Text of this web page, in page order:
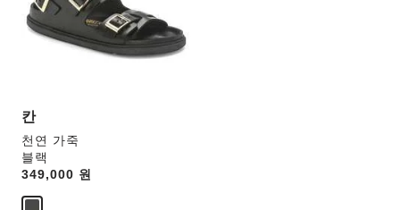
칸
천연 가죽
블랙
Price:
349,000 원
러
와
용
을
하
면
상
품